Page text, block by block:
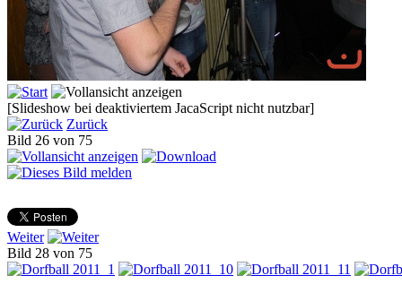
[Slideshow bei deaktiviertem JacaScript nicht nutzbar]
Zurück
Bild 26 von 75
Weiter
Bild 28 von 75